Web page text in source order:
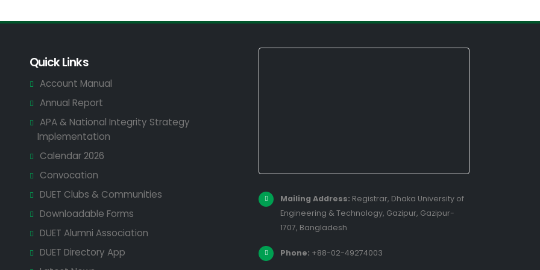
Quick Links
Account Manual
Annual Report
APA & National Integrity Strategy
Implementation
Calendar 2026
Convocation
DUET Clubs & Communities
Downloadable Forms
DUET Alumni Association
DUET Directory App
Mailing Address: Registrar, Dhaka University of
Engineering & Technology, Gazipur, Gazipur-
1707, Bangladesh
Phone: +88-02-49274003